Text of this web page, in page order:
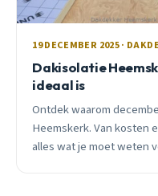
19 DECEMBER 2025 ·
Dakisolatie
ideaal is
Ontdek waarom
Heemskerk. Van kosten
alles wat je moet weten